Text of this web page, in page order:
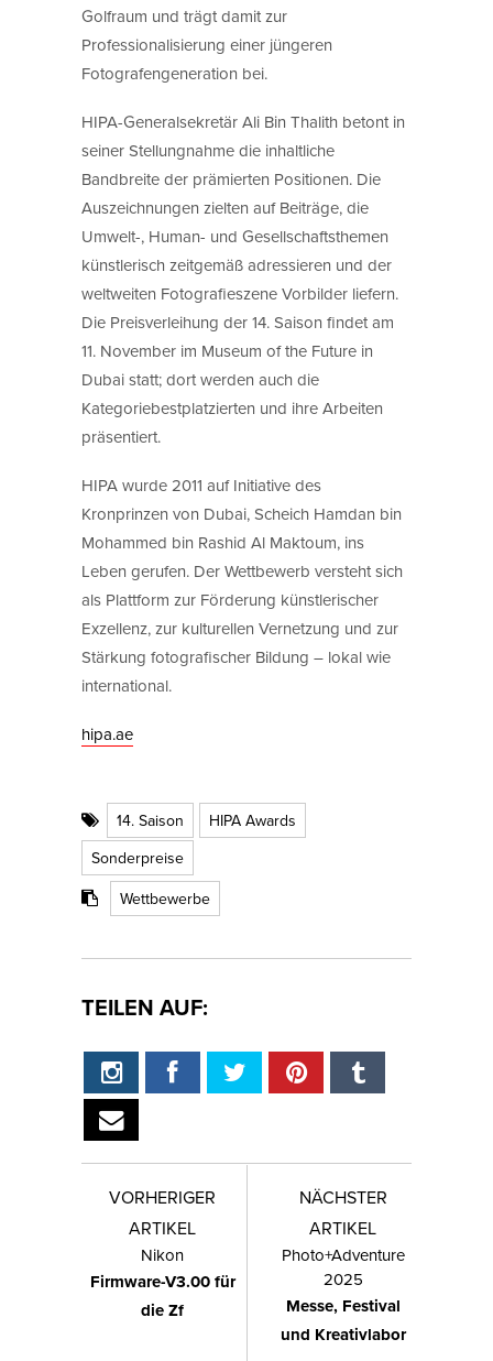
Golfraum und trägt damit zur
Professionalisierung einer jüngeren
Fotografengeneration bei.
HIPA-Generalsekretär Ali Bin Thalith betont in
seiner Stellungnahme die inhaltliche
Bandbreite der prämierten Positionen. Die
Auszeichnungen zielten auf Beiträge, die
Umwelt-, Human- und Gesellschaftsthemen
künstlerisch zeitgemäß adressieren und der
weltweiten Fotografieszene Vorbilder liefern.
Die Preisverleihung der 14. Saison findet am
11. November im Museum of the Future in
Dubai statt; dort werden auch die
Kategoriebestplatzierten und ihre Arbeiten
präsentiert.
HIPA wurde 2011 auf Initiative des
Kronprinzen von Dubai, Scheich Hamdan bin
Mohammed bin Rashid Al Maktoum, ins
Leben gerufen. Der Wettbewerb versteht sich
als Plattform zur Förderung künstlerischer
Exzellenz, zur kulturellen Vernetzung und zur
Stärkung fotografischer Bildung – lokal wie
international.
hipa.ae
14. Saison
HIPA Awards
Sonderpreise
Wettbewerbe
TEILEN AUF:
VORHERIGER
ARTIKEL
Nikon
Firmware-V3.00 für
die Zf
NÄCHSTER
ARTIKEL
Photo+Adventure
2025
Messe, Festival
und Kreativlabor